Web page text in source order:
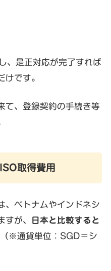
、是正対応が完了すれば
けです。
て、登録契約の手続き等
取得費用
、ベトナムやインドネシ
すが、
日本と比較すると
※通貨単位：SGD＝シ